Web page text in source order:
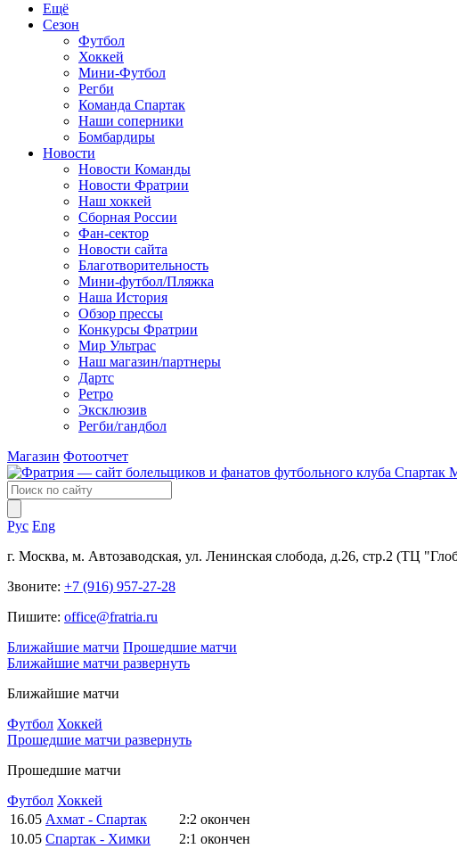
Ещё
Сезон
Футбол
Хоккей
Мини-Футбол
Регби
Команда Спартак
Наши соперники
Бомбардиры
Новости
Новости Команды
Новости Фратрии
Наш хоккей
Сборная России
Фан-cектор
Новости сайта
Благотворительность
Мини-футбол/Пляжка
Наша История
Обзор прессы
Конкурсы Фратрии
Мир Ультрас
Наш магазин/партнеры
Дартс
Ретро
Эксклюзив
Регби/гандбол
Магазин Фотоотчет
Рус Eng
г. Москва, м. Автозаводская, ул. Ленинская слобода, д.26, стр.2 (ТЦ
Звоните: +7 (916) 957-27-28
Пишите: office@fratria.ru
Ближайшие матчи Прошедшие матчи
Ближайшие матчи развернуть
Ближайшие матчи
Футбол Хоккей
Прошедшие матчи развернуть
Прошедшие матчи
Футбол Хоккей
16.05 Ахмат - Спартак 2:2 окончен
10.05 Спартак - Химки 2:1 окончен